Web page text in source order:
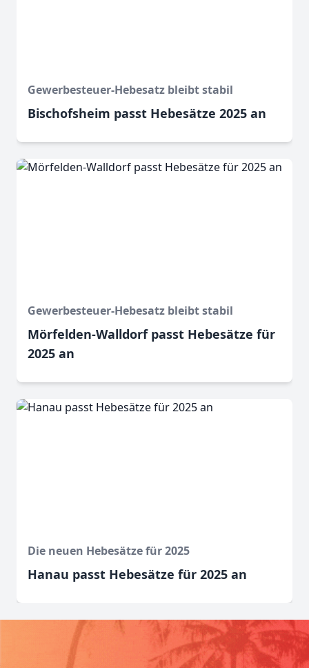
Gewerbesteuer-Hebesatz bleibt stabil
Bischofsheim passt Hebesätze 2025 an
Gewerbesteuer-Hebesatz bleibt stabil
Mörfelden-Walldorf passt Hebesätze für
2025 an
Die neuen Hebesätze für 2025
Hanau passt Hebesätze für 2025 an